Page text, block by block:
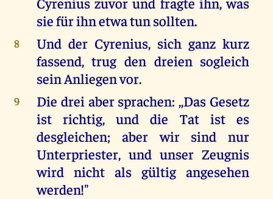
sie für ihn etwa tun sollten.
8
Und der Cyrenius, sich ganz kurz
fassend, trug den dreien sogleich
sein Anliegen vor.
9
Die drei aber sprachen: ,,Das Gesetz
ist richtig, und die Tat ist es
desgleichen; aber wir sind nur
Unterpriester, und unser Zeugnis
wird nicht als gültig angesehen
werden!"